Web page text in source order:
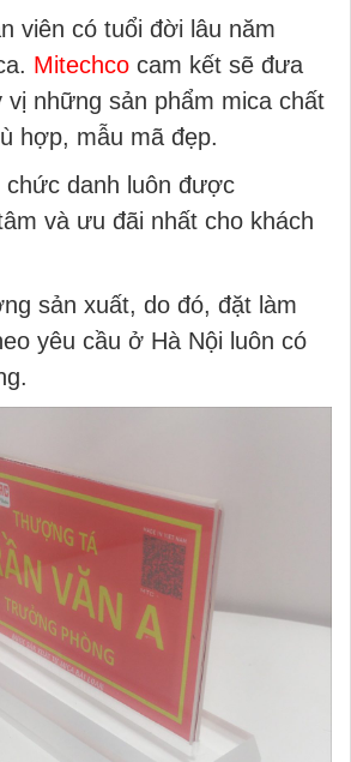
viên có tuổi đời lâu năm
Mitechco cam kết sẽ đưa
vị những sản phẩm mica chất
hợp, mẫu mã đẹp.
chức danh luôn được
và ưu đãi nhất cho khách
sản xuất, do đó, đặt làm
yêu cầu ở Hà Nội luôn có